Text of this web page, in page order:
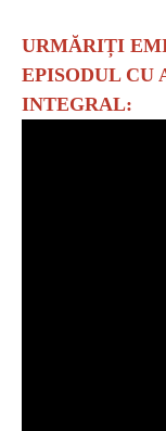
URMĂRIȚI
EPISODUL CU
INTEGRAL: